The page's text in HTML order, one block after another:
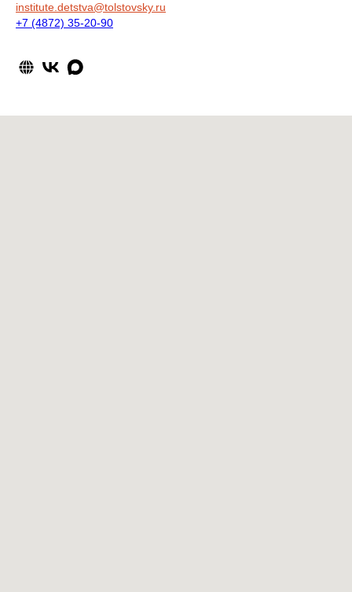
institute.detstva@tolstovsky.ru
+7 (4872) 35-20-90